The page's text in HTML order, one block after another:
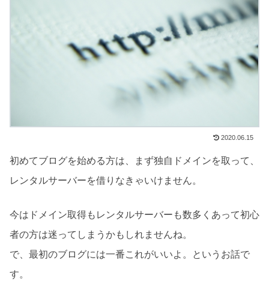
2020.06.15
初めてブログを始める方は、まず独自ドメインを取って、
レンタルサーバーを借りなきゃいけません。
今はドメイン取得もレンタルサーバーも数多くあって初心
者の方は迷ってしまうかもしれませんね。
で、最初のブログには一番これがいいよ。というお話で
す。